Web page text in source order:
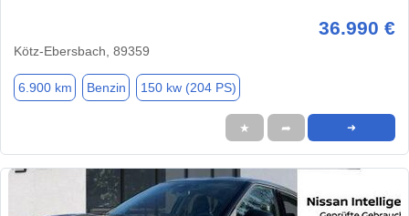
36.990 €
Kötz-Ebersbach, 89359
6.900 km Benzin 150 kw (204 PS)
★ ➦ ➜